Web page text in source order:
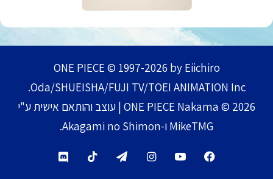
ONE PIECE © 1997-2026 by Eiichiro
Oda/SHUEISHA/FUJI TV/TOEI ANIMATION Inc.
ONE PIECE Nakama © 2026 | עוצב והותאם אישית ע"י
MikeTMG ו-Akagami no Shimon.
Facebook
YouTube
Instagram
Telegram
TikTok
Discord